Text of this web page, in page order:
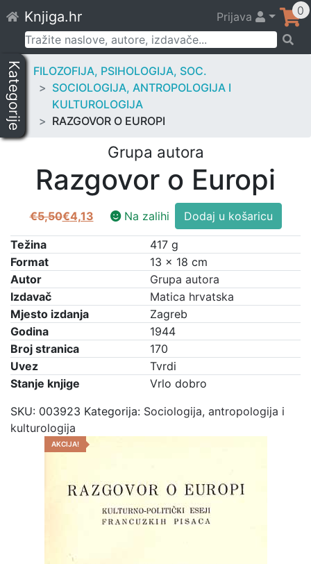
to
content
Knjiga.hr Prijava 0
Pretraži:
Kategorije
FILOZOFIJA, PSIHOLOGIJA, SOC.
SOCIOLOGIJA, ANTROPOLOGIJA I
KULTUROLOGIJA
RAZGOVOR O EUROPI
Grupa autora
Razgovor o Europi
€5,50
Izvorna
cijena
bila
je:
€5,50.
€4,13
Trenutna
cijena
je:
€4,13.
Na zalihi
Razgovor
o
Europi
količina
Dodaj u košaricu
Težina
417 g
Format
13 × 18 cm
Autor
Grupa autora
Izdavač
Matica hrvatska
Mjesto izdanja
Zagreb
Godina
1944
Broj stranica
170
Uvez
Tvrdi
Stanje knjige
Vrlo dobro
SKU: 003923 Kategorija: Sociologija, antropologija i
kulturologija
AKCIJA!